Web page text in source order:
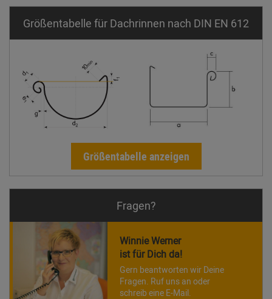
Größentabelle für Dachrinnen nach DIN EN 612
Größentabelle anzeigen
Fragen?
Winnie Werner
ist für Dich da!
Gern beantworten wir Deine
Fragen. Ruf uns an oder
schreib eine E-Mail.